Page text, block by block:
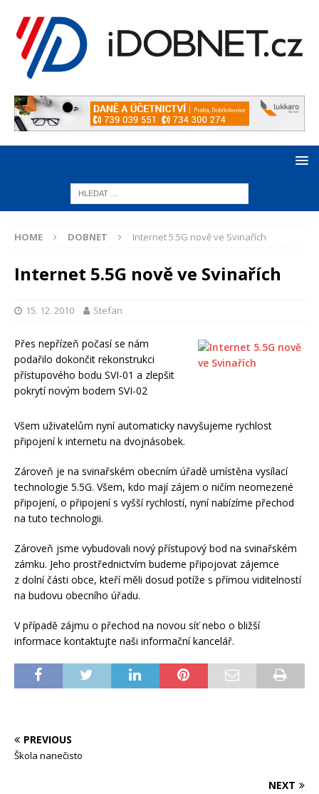
HOME DOBNET Internet 5.5G nově ve Svinařích
Internet 5.5G nově ve Svinařích
15. 12. 2010 Stefan
Přes nepřízeň počasí se nám
podařilo dokončit rekonstrukci
přístupového bodu SVI-01 a zlepšit
pokrytí novým bodem SVI-02
Všem uživatelům nyní automaticky navyšujeme rychlost
připojení k internetu na dvojnásobek.
Zároveň je na svinařském obecním úřadě umístěna vysílací
technologie 5.5G. Všem, kdo mají zájem o ničím neomezené
připojení, o připojení s vyšší rychlostí, nyní nabízíme přechod
na tuto technologii.
Zároveň jsme vybudovali nový přístupový bod na svinařském
zámku. Jeho prostřednictvím budeme připojovat zájemce
z dolní části obce, kteří měli dosud potíže s přímou viditelností
na budovu obecního úřadu.
V případě zájmu o přechod na novou síť nebo o bližší
informace kontaktujte naši informační kancelář.
PREVIOUS
Škola nanečisto
NEXT